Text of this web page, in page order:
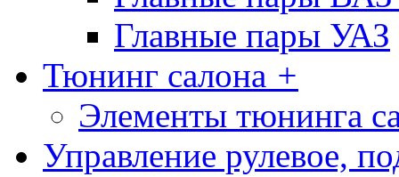
Главные пары УАЗ
Тюнинг салона +
Элементы тюнинга
Управление рулевое,